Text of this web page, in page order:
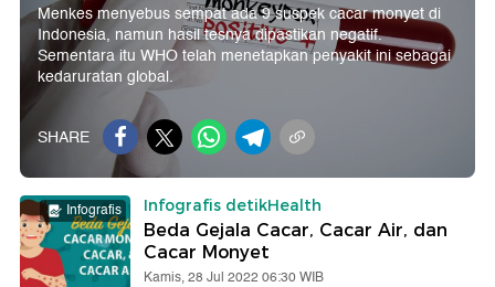
Menkes menyebus sempat ada 9 suspek cacar monyet di
Indonesia, namun hasil tesnya dipastikan negatif.
Sementara itu WHO telah menetapkan penyakit ini sebagai
kedaruratan global.
SHARE
Infografis Infografis detikHealth
Beda Gejala Cacar, Cacar Air, dan
Cacar Monyet
Kamis, 28 Jul 2022 06:30 WIB